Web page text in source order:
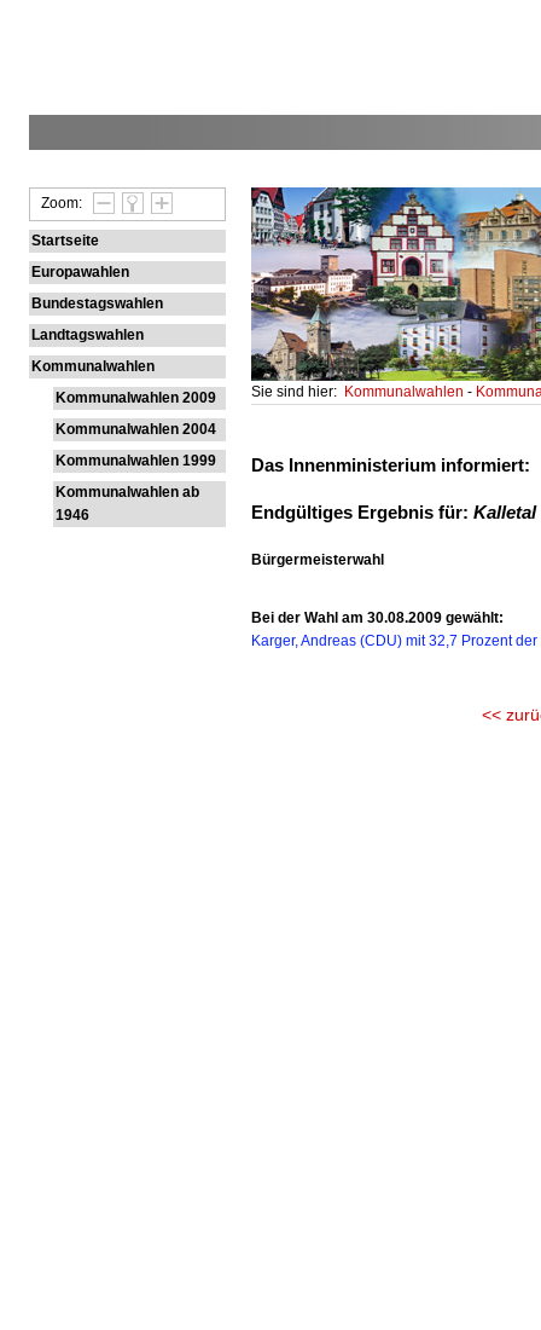
Zoom:
Startseite
Europawahlen
Bundestagswahlen
Landtagswahlen
Kommunalwahlen
Kommunalwahlen 2009
Kommunalwahlen 2004
Kommunalwahlen 1999
Kommunalwahlen ab
1946
Sie sind hier: Kommunalwahlen-
Das Innenministerium informiert:
Endgültiges Ergebnis für: Kalletal
Bürgermeisterwahl
Bei der Wahl am 30.08.2009 gewählt:
Karger, Andreas (CDU) mit 32,7 Prozent
<<